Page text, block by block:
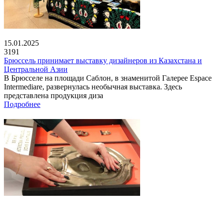
15.01.2025
3191
Брюссель принимает выставку дизайнеров из Казахстана и
Центральной Азии
В Брюсселе на площади Саблон, в знаменитой Галерее Espace
Intermediare, развернулась необычная выставка. Здесь
представлена продукция диза
Подробнее